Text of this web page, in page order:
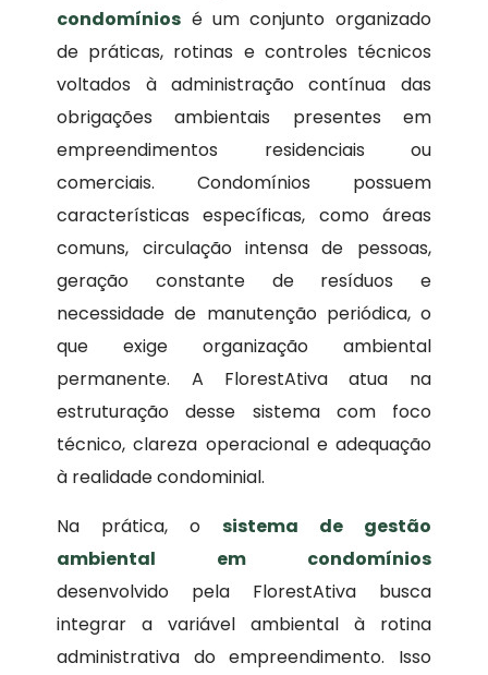
condomínios é um conjunto organizado
de práticas, rotinas e controles técnicos
voltados à administração contínua das
obrigações ambientais presentes em
empreendimentos residenciais ou
comerciais. Condomínios possuem
características específicas, como áreas
comuns, circulação intensa de pessoas,
geração constante de resíduos e
necessidade de manutenção periódica, o
que exige organização ambiental
permanente. A FlorestAtiva atua na
estruturação desse sistema com foco
técnico, clareza operacional e adequação
à realidade condominial.
Na prática, o sistema de gestão
ambiental em condomínios
desenvolvido pela FlorestAtiva busca
integrar a variável ambiental à rotina
administrativa do empreendimento. Isso